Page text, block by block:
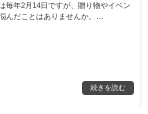
毎年2月14日ですが、贈り物やイベン
んだことはありませんか。…
続きを読む